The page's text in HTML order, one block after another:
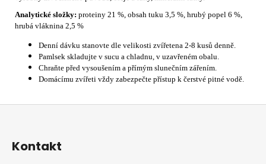
Analytické složky: proteiny 21 %, obsah tuku 3,5 %, hrubý popel 6 %,
hrubá vláknina 2,5 %
Denní dávku stanovte dle velikosti zvířetena 2-8 kusů denně.
Pamlsek skladujte v sucu a chladnu, v uzavřeném obalu.
Chraňte před vysoušením a přímým slunečním zářením.
Domácímu zvířeti vždy zabezpečte přístup k čerstvé pitné vodě.
Z
Kontakt